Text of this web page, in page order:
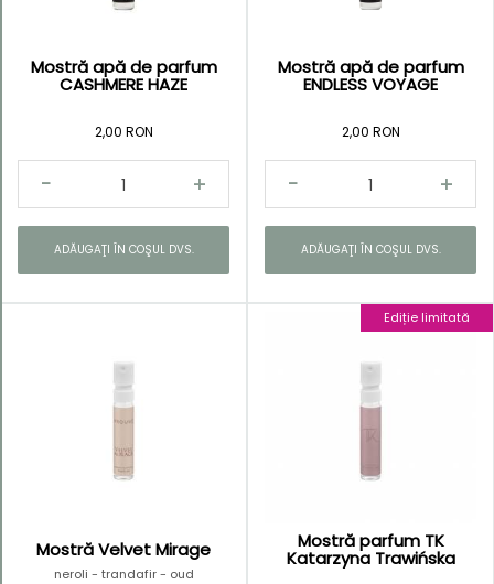
Mostră apă de parfum
CASHMERE HAZE
2,00 RON
ADĂUGAŢI ÎN COŞUL DVS.
Mostră apă de parfum
ENDLESS VOYAGE
2,00 RON
ADĂUGAŢI ÎN COŞUL DVS.
Mostră Velvet Mirage
neroli - trandafir - oud
Ediție limitată
Mostră parfum TK
Katarzyna Trawińska